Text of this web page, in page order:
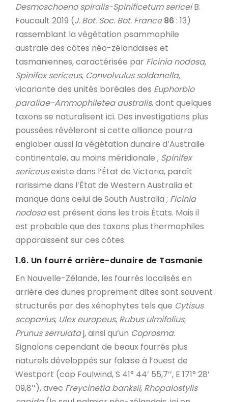
Desmoschoeno spiralis-Spinificetum sericeiB.
Foucault 2019 (J. Bot. Soc. Bot. France 86 : 13)
rassemblant la végétation psammophile
australe des côtes néo-zélandaises et
tasmaniennes, caractérisée par Ficinia nodosa,
Spinifex sericeus, Convolvulus soldanella,
vicariante des unités boréales des Euphorbio
paraliae-Ammophiletea australis, dont quelques
taxons se naturalisent ici. Des investigations plus
poussées révèleront si cette alliance pourra
englober aussi la végétation dunaire d’Australie
continentale, au moins méridionale ; Spinifex
sericeusexiste dans l’État de Victoria, paraît
rarissime dans l’État de Western Australia et
manque dans celui de South Australia ; Ficinia
nodosaest présent dans les trois États. Mais il
est probable que des taxons plus thermophiles
apparaissent sur ces côtes.
1.6. Un fourré arrière-dunaire de Tasmanie
En Nouvelle-Zélande, les fourrés localisés en
arrière des dunes proprement dites sont souvent
structurés par des xénophytes tels que Cytisus
scoparius, Ulex europeus, Rubus ulmifolius,
Prunus serrulataj, ainsi qu’un Coprosma.
Signalons cependant de beaux fourrés plus
naturels développés sur falaise à l’ouest de
Westport (cap Foulwind, S 41° 44’ 55,7’’, E 171° 28’
09,8’’), avec Freycinetia banksii, Rhopalostylis